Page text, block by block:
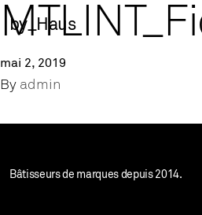
by_Haus
mai 2, 2019
By admin
Bâtisseurs de marques depuis 2014.